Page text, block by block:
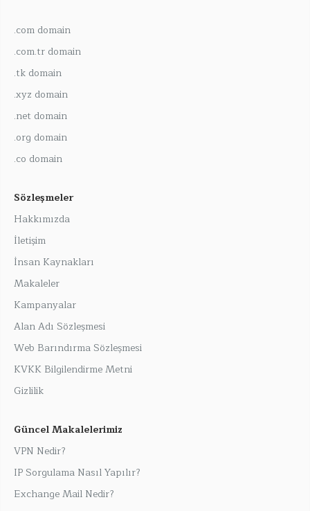
.com domain
.com.tr domain
.tk domain
.xyz domain
.net domain
.org domain
.co domain
Sözleşmeler
Hakkımızda
İletişim
İnsan Kaynakları
Makaleler
Kampanyalar
Alan Adı Sözleşmesi
Web Barındırma Sözleşmesi
KVKK Bilgilendirme Metni
Gizlilik
Güncel Makalelerimiz
VPN Nedir?
IP Sorgulama Nasıl Yapılır?
Exchange Mail Nedir?